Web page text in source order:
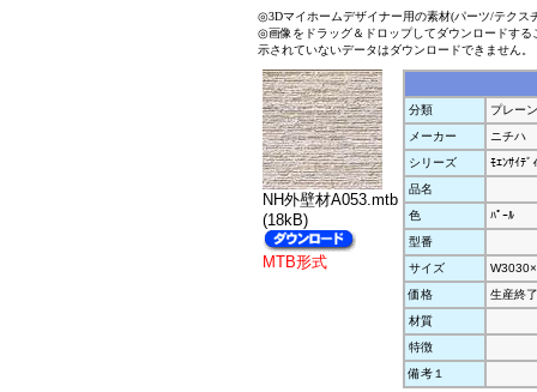
◎3Dマイホームデザイナー用の素材(パーツ/テクス
◎画像をドラッグ＆ドロップしてダウンロードす
示されていないデータはダウンロードできません。
NH外壁材A053.mtb
(18kB)
MTB形式
分類
プレー
メーカー
ニチハ
シリーズ
ﾓｴﾝｻｲﾃﾞ
品名
色
ﾊﾟｰﾙ
型番
サイズ
価格
生産終了
材質
特徴
備考１